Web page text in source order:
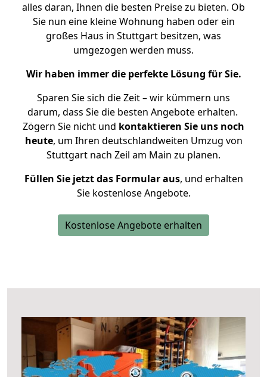
alles daran, Ihnen die besten Preise zu bieten. Ob
Sie nun eine kleine Wohnung haben oder ein
großes Haus in Stuttgart besitzen, was
umgezogen werden muss.
Wir haben immer die perfekte Lösung für Sie.
Sparen Sie sich die Zeit – wir kümmern uns
darum, dass Sie die besten Angebote erhalten.
Zögern Sie nicht und kontaktieren Sie uns noch
heute, um Ihren deutschlandweiten Umzug von
Stuttgart nach Zeil am Main zu planen.
Füllen Sie jetzt das Formular aus, und erhalten
Sie kostenlose Angebote.
Kostenlose Angebote erhalten